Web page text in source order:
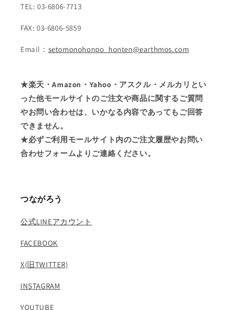
TEL: 03-6806-7713
FAX: 03-6806-5859
Email： setomonohonpo_honten@earthmos.com
★楽天・Amazon・Yahoo・アスクル・メルカリとい
った他モールサイトのご注文や商品に関するご質問
やお問い合わせは、いかなる内容であってもご回答
できません。
★必ずご利用モールサイト内のご注文履歴やお問い
合わせフォームよりご連絡ください。
つながろう
公式LINEアカウント
FACEBOOK
X(旧TWITTER)
INSTAGRAM
YOUTUBE